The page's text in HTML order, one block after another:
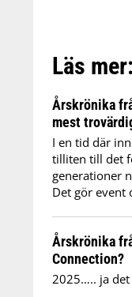
Läs mer:
Årskrönika
mest
I en tid där
tilliten till det
generationer
Det gör event
Årskrönika
Connection?
2025….. ja